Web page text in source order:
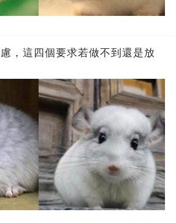
，這四個要求若做不到還是放